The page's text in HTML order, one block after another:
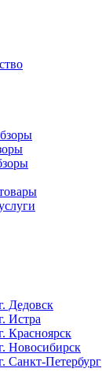
Дедовск
Истра
Красноярск
Новосибирск
Санкт-Петербург